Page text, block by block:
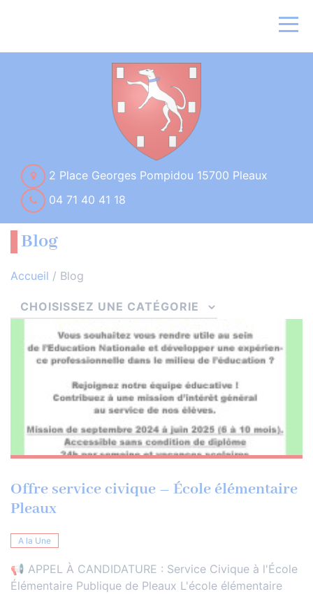
2 Place Georges Pompidou 15700 Pleaux
04 71 40 41 18
Blog
Accueil / Blog
Offre service civique – École élémentaire
Pleaux
A la Une
📢 APPEL À CANDIDATURE : Service Civique à l'École
Élémentaire Publique de Pleaux L'école élémentaire